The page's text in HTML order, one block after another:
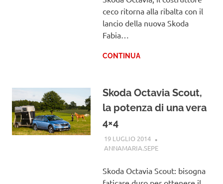
ceco ritorna alla ribalta con il
lancio della nuova Skoda
Fabia…
CONTINUA
Skoda Octavia Scout,
la potenza di una vera
4×4
19 LUGLIO 2014
ANNAMARIA.SEPESKODA
Skoda Octavia Scout: bisogna